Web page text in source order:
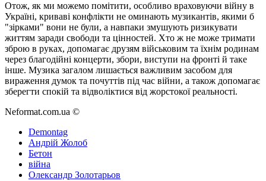
Отож, як ми можемо помітити, особливо враховуючи війну в
Україні, криваві конфлікти не оминають музикантів, якими б
"зірками" вони не були, а навпаки змушують ризикувати
життям заради свободи та цінностей. Хто ж не може тримати
зброю в руках, допомагає друзям військовим та їхнім родинам
через благодійні концерти, збори, виступи на фронті й таке
інше. Музика загалом лишається важливим засобом для
вираження думок та почуттів під час війни, а також допомагає
зберегти спокій та відволіктися від жорстокої реальності.
Neformat.com.ua ©
Demontag
Андрій Жолоб
Бетон
війна
Олександр Золотарьов